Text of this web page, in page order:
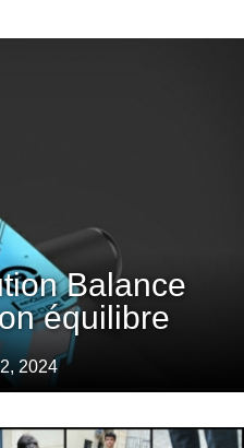
Balance
équilibre
2024